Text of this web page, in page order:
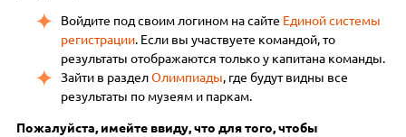
Войдите под своим логином на сайте Единой системы
регистрации. Если вы участвуете командой, то
результаты отображаются только у капитана команды.
Зайти в разделОлимпиады, где будут видны все
результаты по музеям и паркам.
Пожалуйста, имейте ввиду, что для того, чтобы